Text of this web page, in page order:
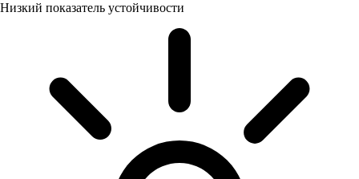
Низкий показатель устойчивости